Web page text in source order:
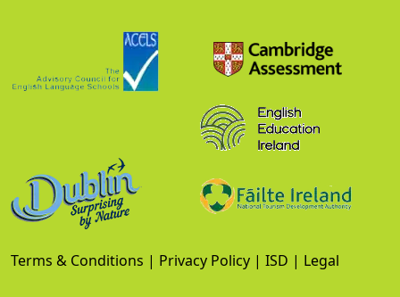
Terms & Conditions | Privacy Policy | ISD | Legal